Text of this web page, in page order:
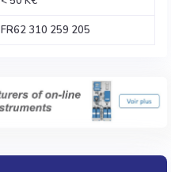
FR62 310 259 205